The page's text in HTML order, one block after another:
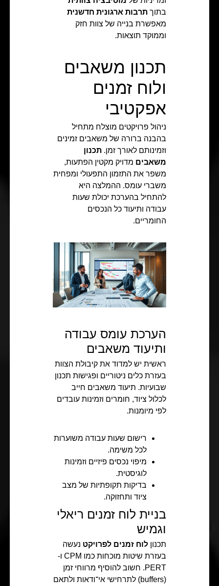
בתוך תרבות ארגונית חדשנית
מאפשרת בנייה של צוות חזק
וממוקד תוצאות.
תכנון משאבים
ולוח זמנים
אפקטיבי
ניהול פרויקטים מוצלח מתחיל
בהבנה ברורה של משאבים זמינים
וזמינותם לאורך זמן. תכנון
משאבים מדויק מקטין הפתעות,
משפר את התזמון התפעולי ומפחית
משברי עומס. ההמלצה היא
להתחיל בהערכת יכולת שעות
עבודה ותיעוד כל הנכסים
החומריים.
הערכת עומס עבודה
ותיעוד משאבים
ראשית יש למדוד את קיבולת הצוות
בעזרת כלים ניטוריים ופגישות תכנון
שבועיות. תיעוד משאבים חייב
לכלול ציוד, חומרים וזמינות עובדים
לפי מיומנות.
רישום שעות עבודה משוערות
לכל משימה.
מיפוי נכסים פיזיים וזמינות
לוגיסטית.
בדיקות תקופתיות של מצב
ציוד ותחזוקה.
בניית לוח זמנים ריאלי
וגמיש
תכנון לוח זמנים לפרויקט נעשה
בעזרת שיטות מוכחות כמו CPM ו-
PERT. חשוב להוסיף מרווחי זמן
(buffers) לתרחישי אי־ודאות ולתאם